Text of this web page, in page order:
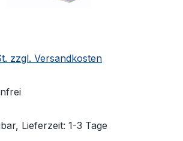
zzgl. Versandkosten
Lieferzeit: 1-3 Tage